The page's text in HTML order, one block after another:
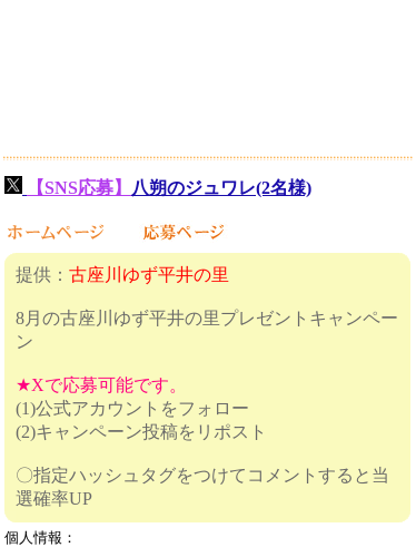
【SNS応募】 八朔のジュワレ(2名様)
提供： 古座川ゆず平井の里
8月の古座川ゆず平井の里プレゼントキャンペー
ン
★Xで応募可能です。
(1)公式アカウントをフォロー
(2)キャンペーン投稿をリポスト
〇指定ハッシュタグをつけてコメントすると当
選確率UP
個人情報：